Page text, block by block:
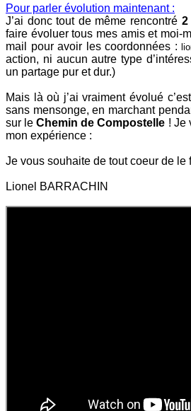
Pour parler évolution maintenant :
J’ai donc tout de même rencontré 2
faire évoluer tous mes amis et moi-
mail pour avoir les coordonnées :
action, ni aucun autre type
un partage pur et dur.)
Mais là où j’ai vraiment évolué
sans mensonge, en marchant
sur leChemin de Compostelle ! Je
mon expérience :
Je vous souhaite de tout coeur de
Lionel BARRACHIN